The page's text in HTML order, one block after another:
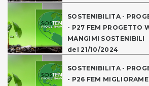
SOSTENIBILITA -
- P27 FEM PROGETTO
MANGIMI SOSTENIBILI
del 21/10/2024
SOSTENIBILITA -
- P26 FEM